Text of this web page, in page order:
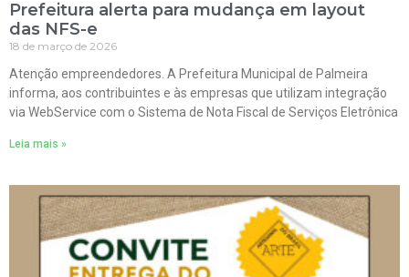
Prefeitura alerta para mudança em layout
das NFS-e
18 de março de 2026
Atenção empreendedores. A Prefeitura Municipal de Palmeira
informa, aos contribuintes e às empresas que utilizam integração
via WebService com o Sistema de Nota Fiscal de Serviços Eletrônica
Leia mais »